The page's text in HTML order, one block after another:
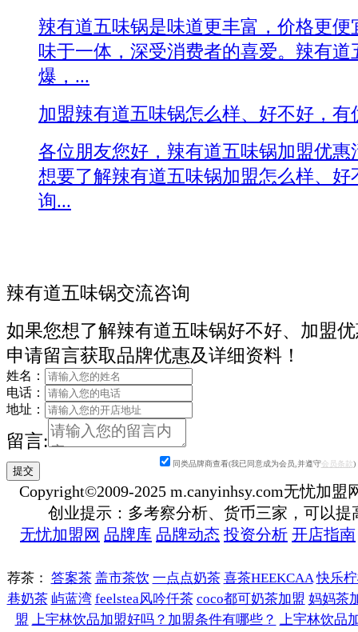
辣有道五味锅是味道更丰富，价格更便
味于一体，深受消费者的喜爱。辣有道
爆，...
加盟辣有道五味锅怎么样、好不好，有
各位朋友您好，辣有道五味锅加盟优惠
想要了解辣有道五味锅加盟怎么样、好
询...
辣有道五味锅交流咨询
如果您想了解辣有道五味锅好不好、加盟
申请留言获取品牌优惠及详细资料！
姓名：
电话：
地址：
留言:
同类品牌商查看(我已同意成为会员,并遵守会员条款)
Copyright©2009-2025 m.canyinhsy.com无忧加盟
创业提示：多考察分析、货币三家，可以提
无忧加盟网 品牌库 品牌动态 投资分析 开店指南
荐茶： 答案茶 盖市茶饮 一点点奶茶 喜茶HEEKCAA 快乐
巷奶茶 屿蓝湾 feelstea风吟仟茶 coco都可奶茶加盟 妈妈茶
盟 上宇林饮品加盟好吗？加盟条件有哪些？ 上宇林饮品